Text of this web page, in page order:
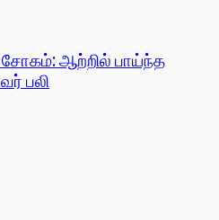
சோகம்: ஆற்றில் பாய்ந்த
பலி